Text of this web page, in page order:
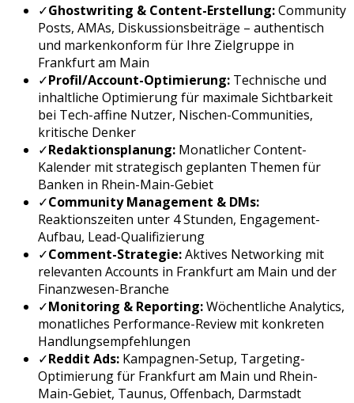
✓Ghostwriting & Content-Erstellung:Community
Posts, AMAs, Diskussionsbeiträge – authentisch
und markenkonform für Ihre Zielgruppe in
Frankfurt am Main
✓Profil/Account-Optimierung: Technische und
inhaltliche Optimierung für maximale Sichtbarkeit
bei Tech-affine Nutzer, Nischen-Communities,
kritische Denker
✓Redaktionsplanung: Monatlicher Content-
Kalender mit strategisch geplanten Themen für
Banken in Rhein-Main-Gebiet
✓Community Management & DMs:
Reaktionszeiten unter 4 Stunden, Engagement-
Aufbau, Lead-Qualifizierung
✓Comment-Strategie:Aktives Networking mit
relevanten Accounts in Frankfurt am Main und der
Finanzwesen-Branche
✓Monitoring & Reporting:Wöchentliche Analytics,
monatliches Performance-Review mit konkreten
Handlungsempfehlungen
✓Reddit Ads: Kampagnen-Setup, Targeting-
Optimierung für Frankfurt am Main und Rhein-
Main-Gebiet, Taunus, Offenbach, Darmstadt